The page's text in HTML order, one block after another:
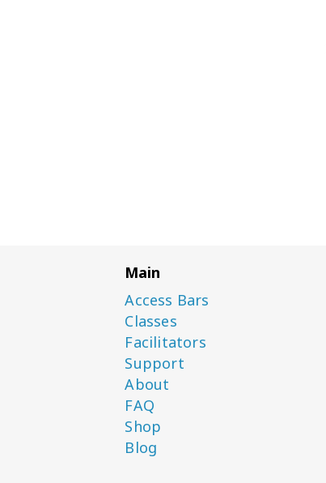
Main
Access Bars
Classes
Facilitators
Support
About
FAQ
Shop
Blog